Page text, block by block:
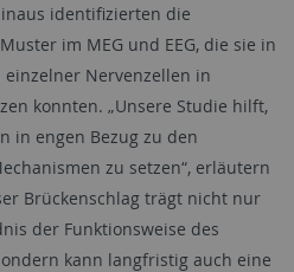
identifizierten die
im MEG und EEG, die sie in
einzelner Nervenzellen in
konnten. „Unsere Studie hilft,
in engen Bezug zu den
zu setzen“, erläutern
Brückenschlag trägt nicht nur
der Funktionsweise des
kann langfristig auch eine